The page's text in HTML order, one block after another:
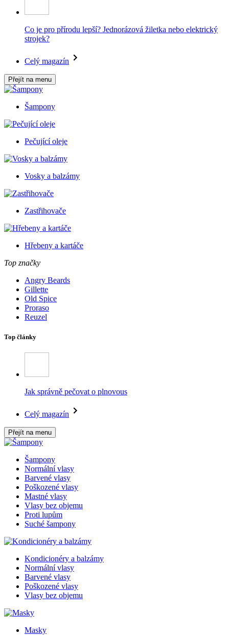
Co je pro přírodu lepší? Jednorázová žiletka nebo elektrický
strojek?
Celý magazín
Přejít na menu
Šampony
Pečující oleje
Vosky a balzámy
Zastřihovače
Hřebeny a kartáče
Top značky
Angry Beards
Gillette
Old Spice
Proraso
Reuzel
Top články
Jak správně pečovat o plnovous
Celý magazín
Přejít na menu
Šampony
Normální vlasy
Barvené vlasy
Poškozené vlasy
Mastné vlasy
Vlasy bez objemu
Proti lupům
Suché šampony
Kondicionéry a balzámy
Normální vlasy
Barvené vlasy
Poškozené vlasy
Vlasy bez objemu
Masky